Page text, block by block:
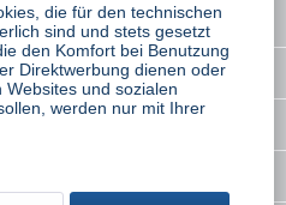
die für den technischen
sind und stets gesetzt
den Komfort bei Benutzung
Direktwerbung dienen oder
und sozialen
werden nur mit Ihrer